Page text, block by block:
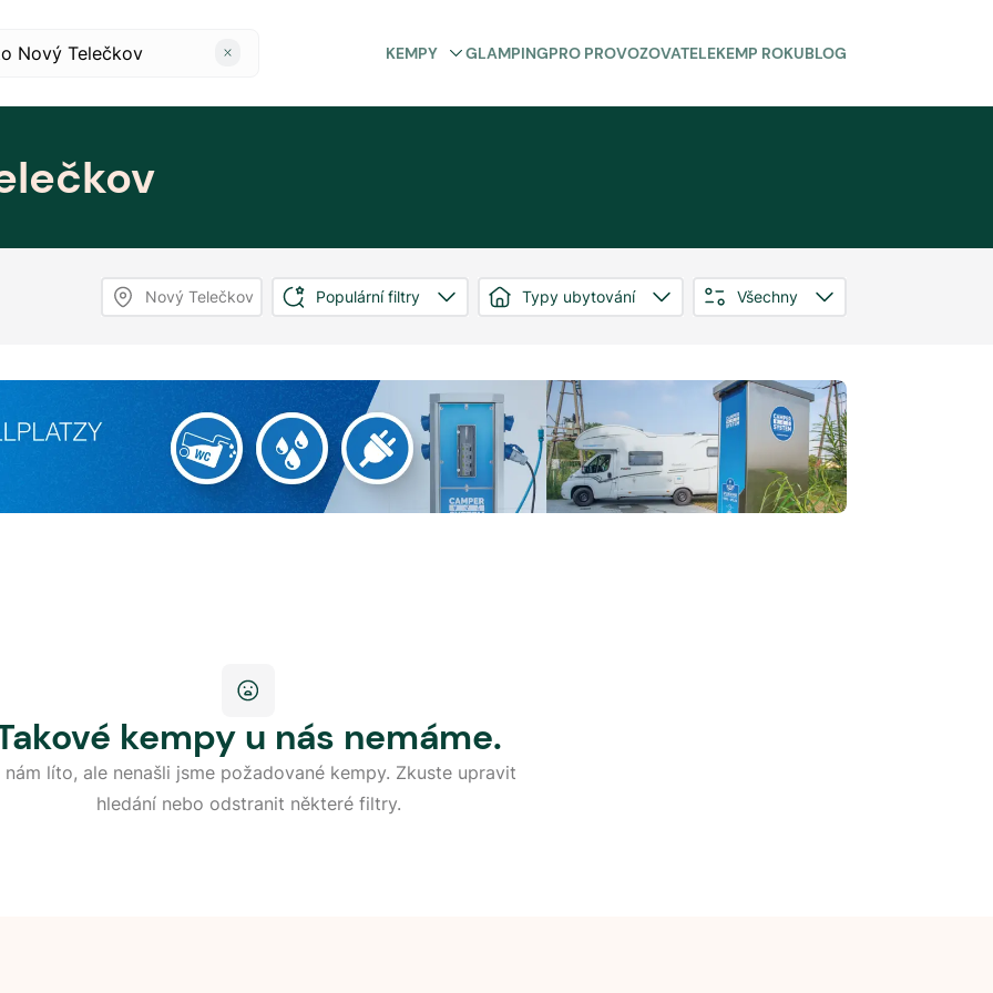
KEMPY GLAMPINGPRO PROVOZOVATELEKEMP ROKUBLOG
Nový Telečkov Populární filtry Typy ubytování Všechny
kempy u nás nemáme.
nám líto, ale nenašli jsme požadované kempy. Zkuste upravit
hledání nebo odstranit některé filtry.